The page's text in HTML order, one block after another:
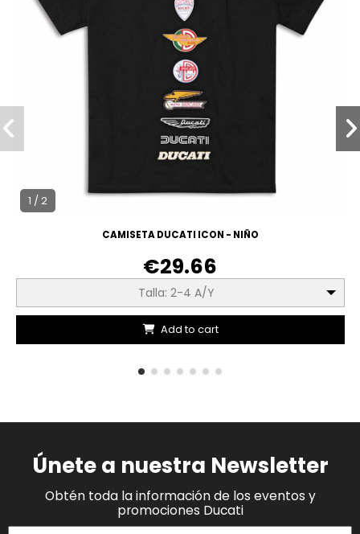
1 / 2
CAMISETA DUCATI ICON - NIÑO
€29.66
Talla: 2-4 A/Y
Add to cart
Únete a nuestra Newsletter
Obtén toda la información de los eventos y
promociones Ducati